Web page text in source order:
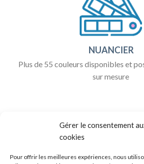
Gérer le consentement
cookies
Pour offrir les meilleures expériences, nous
NUANCIER
Plus de 55 couleurs disponibles et
sur mesure